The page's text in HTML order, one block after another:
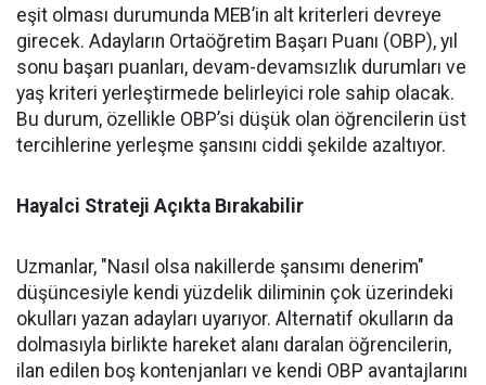
eşit olması durumunda MEB’in alt kriterleri devreye
girecek. Adayların Ortaöğretim Başarı Puanı (OBP), yıl
sonu başarı puanları, devam-devamsızlık durumları ve
yaş kriteri yerleştirmede belirleyici role sahip olacak.
Bu durum, özellikle OBP’si düşük olan öğrencilerin üst
tercihlerine yerleşme şansını ciddi şekilde azaltıyor.
Hayalci Strateji Açıkta Bırakabilir
Uzmanlar, "Nasıl olsa nakillerde şansımı denerim"
düşüncesiyle kendi yüzdelik diliminin çok üzerindeki
okulları yazan adayları uyarıyor. Alternatif okulların da
dolmasıyla birlikte hareket alanı daralan öğrencilerin,
ilan edilen boş kontenjanları ve kendi OBP avantajlarını